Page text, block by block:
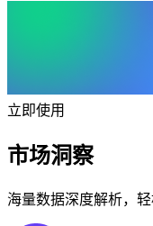
立即使用
市场洞察
海量数据深度解析，